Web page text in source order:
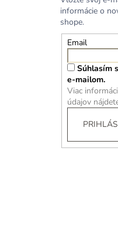
informácie o
shope.
Email
Súhlasím
e-mailom.
Viac
údajov